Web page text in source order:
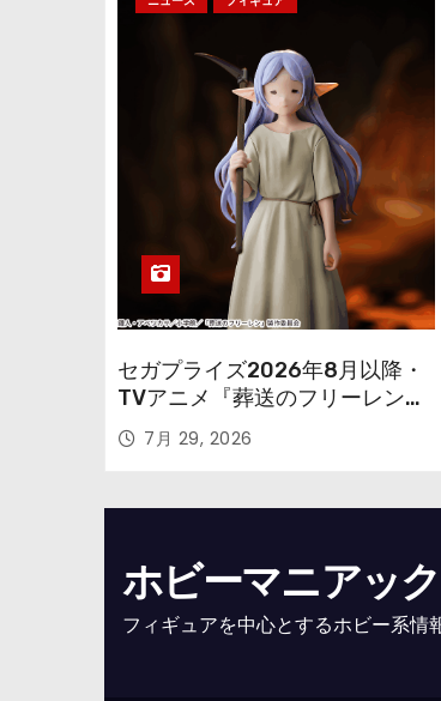
セガプライズ2026年8月以降・
TVアニメ『葬送のフリーレン』
鉱山で300年働くことになっっ
ちゃった「フリーレン」を立体
7月 29, 2026
ホビーマニアッ
フィギュアを中心とするホビー系情